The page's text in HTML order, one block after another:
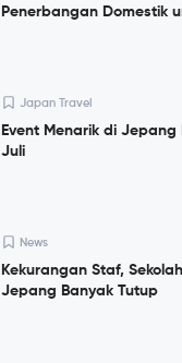
Penerbangan Domestik
Japan Travel
Event Menarik di
Juli
News
Kekurangan Staf,
Jepang Banyak Tutup